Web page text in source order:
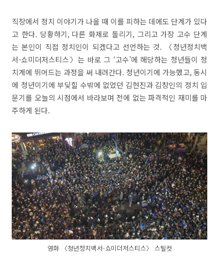
직장에서 정치 이야기가 나올 때 이를 피하는 데에도 단계가 있다
고 한다. 당황하기, 다른 화제로 돌리기, 그리고 가장 고수 단계
는 본인이 직접 정치인이 되겠다고 선언하는 것. 〈청년정치백
서-쇼미더저스티스〉는 바로 그 ‘고수’에 해당하는 청년들이 정
치계에 뛰어드는 과정을 써 내려간다. 청년이기에 가능했고, 동시
에 청년이기에 부딪힐 수밖에 없었던 김현진과 김창인의 정치 입
문기를 오늘의 시점에서 바라보며 전에 없는 파격적인 재미를 마
주하게 된다.
영화 〈청년정치백서-쇼미더저스티스〉 스틸컷